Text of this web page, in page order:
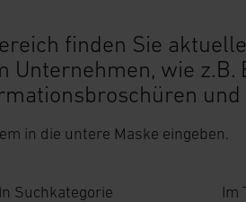
finden Sie
Unternehmen, wie
und
in die untere Maske eingeben.
In Suchkategorie Im